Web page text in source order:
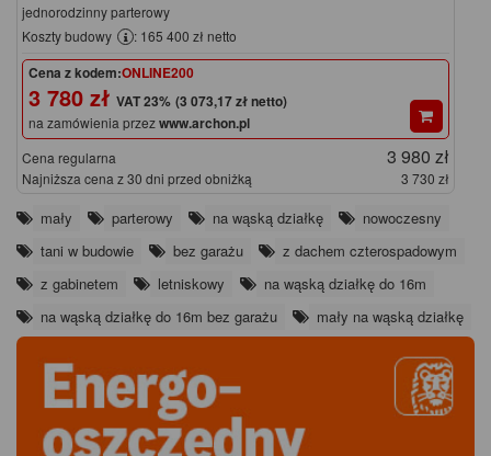
jednorodzinny parterowy
Koszty budowy
: 165 400 zł netto
Cena z kodem:ONLINE200
3 780 zł (3 073,17 zł netto)
na zamówienia przezwww.archon.pl
Cena regularna 3 980 zł
Najniższa cena z 30 dni przed obniżką 3 730 zł
mały parterowy na wąską działkę
nowoczesny
tani w budowie
bez garażu
z dachem czterospadowym
z gabinetem
letniskowy
na wąską działkę do 16m
na wąską działkę do 16m bez garażu
mały na wąską działkę